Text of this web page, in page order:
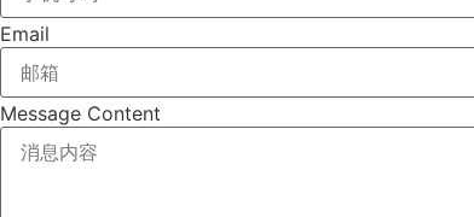
Email
Message Content